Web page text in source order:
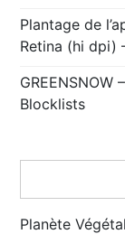
Plantage de
Retina (hi dpi)
Blocklists
Planète